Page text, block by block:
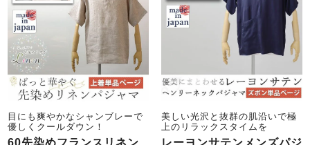
目にも爽やかなシャンブレーで
優しくクールダウン！
美しい光沢と抜群の肌沿いで極
上のリラックスタイムを